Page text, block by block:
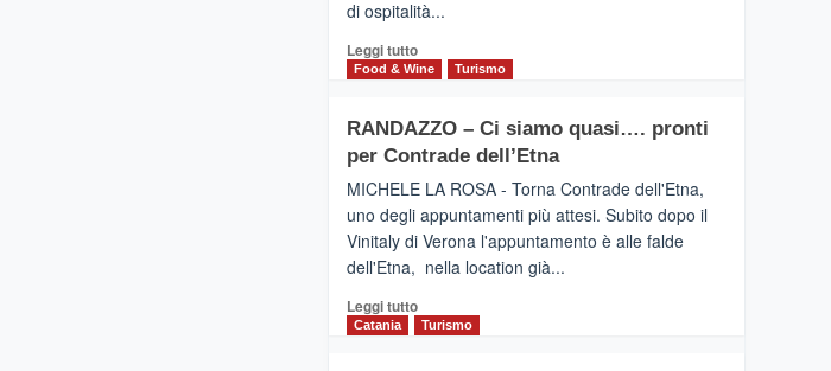
siciliana
FOUR
PRESENTA
IL
SUMMER
BOOK
CLUB
di ospitalità...
Leggi tuttoLeggi
di
VIAGRANDE
(Ct)
–
presenta
“Vino
&
2026”.
Le
Food & Wine Turismo
RANDAZZO – Ci siamo quasi…. pronti
per Contrade dell’Etna
MICHELE LA ROSA - Torna Contrade dell'Etna,
uno degli appuntamenti più attesi. Subito dopo il
Vinitaly di Verona l'appuntamento è alle falde
dell'Etna, nella location già...
Leggi tuttoLeggi
di
Catania Turismo